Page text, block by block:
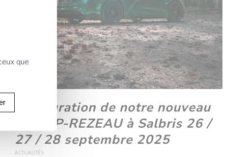
Inauguration de notre nouveau
site MP-REZEAU à Salbris 26 /
27 / 28 septembre 2025
ACTUALITÉS
que